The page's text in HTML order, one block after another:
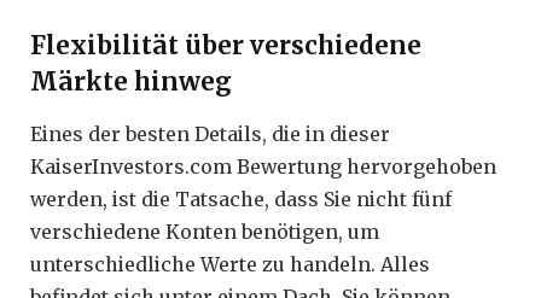
Flexibilität über verschiedene
Märkte hinweg
Eines der besten Details, die in dieser
KaiserInvestors.com Bewertung hervorgehoben
werden, ist die Tatsache, dass Sie nicht fünf
verschiedene Konten benötigen, um
unterschiedliche Werte zu handeln. Alles